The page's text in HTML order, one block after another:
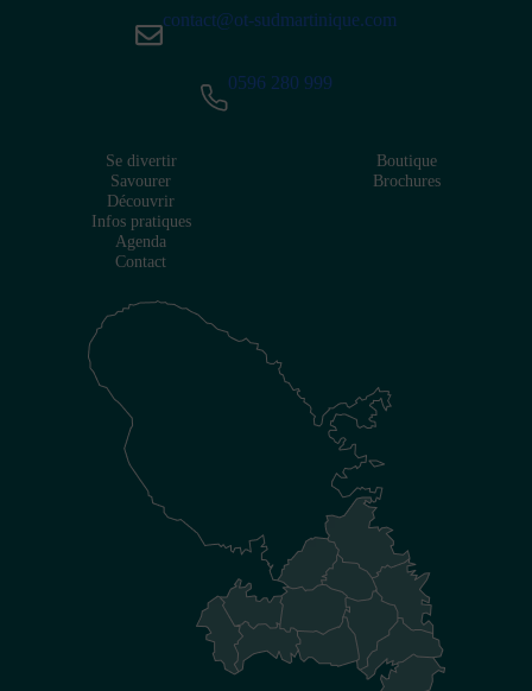
contact@ot-sudmartinique.com
0596 280 999
Se divertir
Savourer
Découvrir
Infos pratiques
Agenda
Contact
Boutique
Brochures